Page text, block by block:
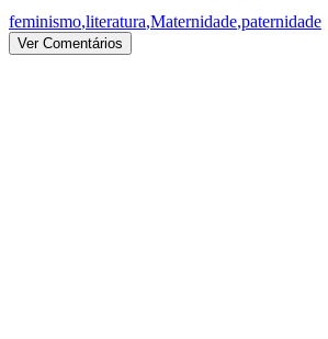
feminismo,literatura,Maternidade,paternidade
Ver Comentários